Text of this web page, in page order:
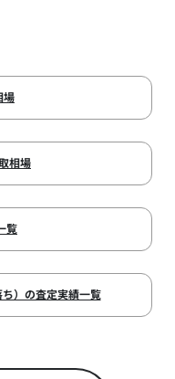
場
相場
覧
）の査定実績一覧